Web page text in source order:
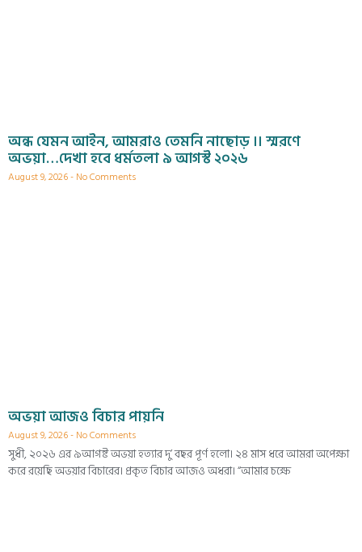
অন্ধ যেমন আইন, আমরাও তেমনি নাছোড় ।। স্মরণে
অভয়া…দেখা হবে ধর্মতলা ৯ আগস্ট ২০২৬
August 9, 2026 No Comments
অভয়া আজও বিচার পায়নি
August 9, 2026 No Comments
সুধী, ২০২৬ এর ৯আগষ্ট অভয়া হত্যার দু’ বছর পূর্ণ হলো। ২৪ মাস ধরে আমরা অপেক্ষা
করে রয়েছি অভয়ার বিচারের। প্রকৃত বিচার আজও অধরা। “আমার চক্ষে